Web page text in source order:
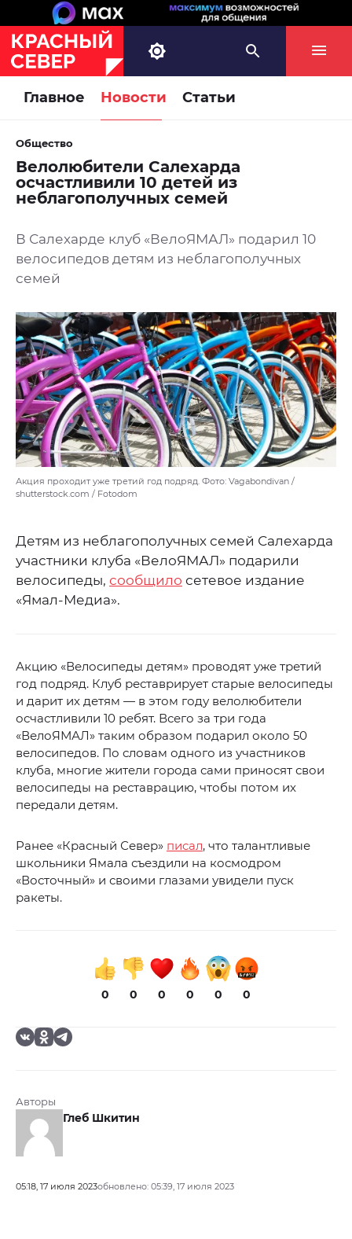
Главное Новости Статьи
Общество
Велолюбители Салехарда
осчастливили 10 детей из
неблагополучных семей
В Салехарде клуб «ВелоЯМАЛ» подарил 10
велосипедов детям из неблагополучных
семей
Акция проходит уже третий год подряд. Фото: Vagabondivan /
shutterstock.com / Fotodom
Детям из неблагополучных семей Салехарда
участники клуба «ВелоЯМАЛ» подарили
велосипеды, сообщило сетевое издание
«Ямал-Медиа».
Акцию «Велосипеды детям» проводят уже третий
год подряд. Клуб реставрирует старые велосипеды
и дарит их детям — в этом году велолюбители
осчастливили 10 ребят. Всего за три года
«ВелоЯМАЛ» таким образом подарил около 50
велосипедов. По словам одного из участников
клуба, многие жители города сами приносят свои
велосипеды на реставрацию, чтобы потом их
передали детям.
Ранее «Красный Север» писал, что талантливые
школьники Ямала съездили на космодром
«Восточный» и своими глазами увидели пуск
ракеты.
0 0 0 0 0 0
Авторы
Глеб Шкитин
05:18, 17 июля 2023обновлено: 05:39, 17 июля 2023